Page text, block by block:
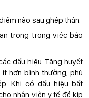
nào sau ghép thận.
trọng trong việc bảo
dấu hiệu: Tăng huyết
hơn bình thường, phù
Khi có dấu hiệu bất
nhân viên y tế để kịp